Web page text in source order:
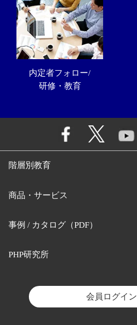
内定者フォロー/
研修・教育
階層別教育
商品・サービス
事例 / カタログ（PDF）
PHP研究所
会員ログイン